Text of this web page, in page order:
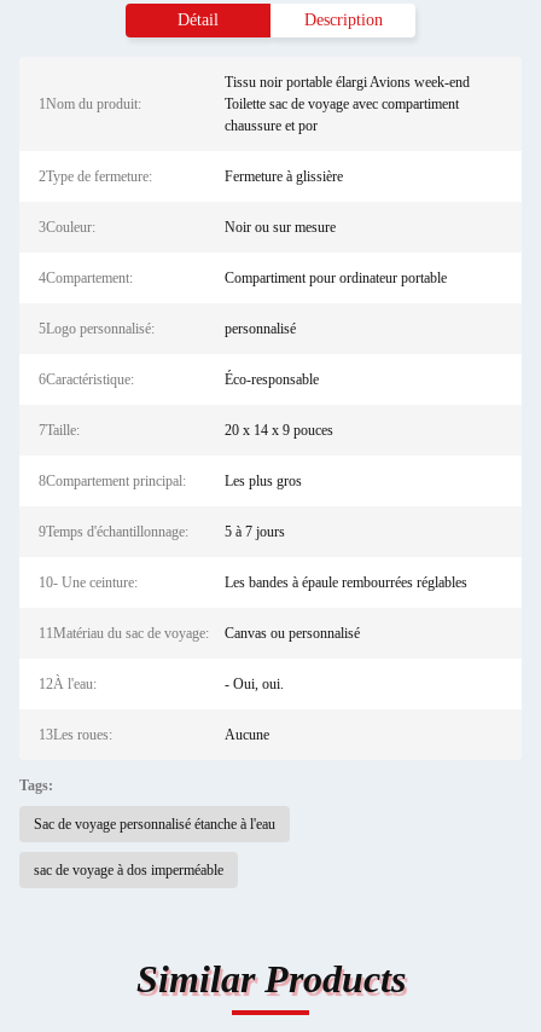
Détail Description
1Nom du produit:
Tissu noir portable élargi Avions week-end
Toilette sac de voyage avec compartiment
chaussure et por
2Type de fermeture: Fermeture à glissière
3Couleur: Noir ou sur mesure
4Compartement: Compartiment pour ordinateur portable
5Logo personnalisé: personnalisé
6Caractéristique: Éco-responsable
7Taille: 20 x 14 x 9 pouces
8Compartement principal: Les plus gros
9Temps d'échantillonnage: 5 à 7 jours
10- Une ceinture: Les bandes à épaule rembourrées réglables
11Matériau du sac de voyage: Canvas ou personnalisé
12À l'eau: - Oui, oui.
13Les roues: Aucune
Tags:
Sac de voyage personnalisé étanche à l'eau
sac de voyage à dos imperméable
Similar Products